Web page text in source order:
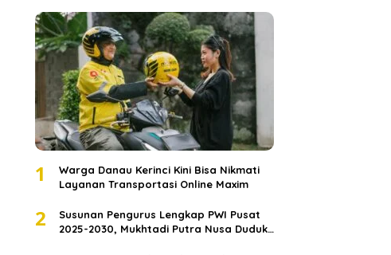
1
Warga Danau Kerinci Kini Bisa Nikmati
Layanan Transportasi Online Maxim
2
Susunan Pengurus Lengkap PWI Pusat
2025-2030, Mukhtadi Putra Nusa Duduki